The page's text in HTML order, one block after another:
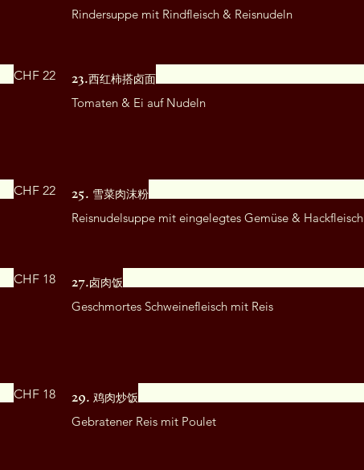
Rindersuppe mit Rindfleisch & Reisnudeln
CHF 22 23.西红柿搭卤面
Tomaten & Ei auf Nudeln
CHF 22 25. 雪菜肉沫粉
Reisnudelsuppe mit eingelegtes Gemüse & Hackfleisch
CHF 18 27.卤肉饭
Geschmortes Schweinefleisch mit Reis
CHF 18 29. 鸡肉炒饭
Gebratener Reis mit Poulet